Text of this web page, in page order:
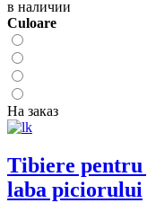
в наличии
Сuloare
На заказ
Tibiere
laba piciorului